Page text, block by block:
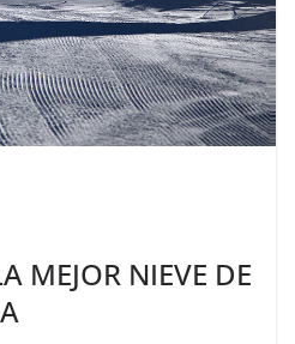
MEJOR NIEVE DE